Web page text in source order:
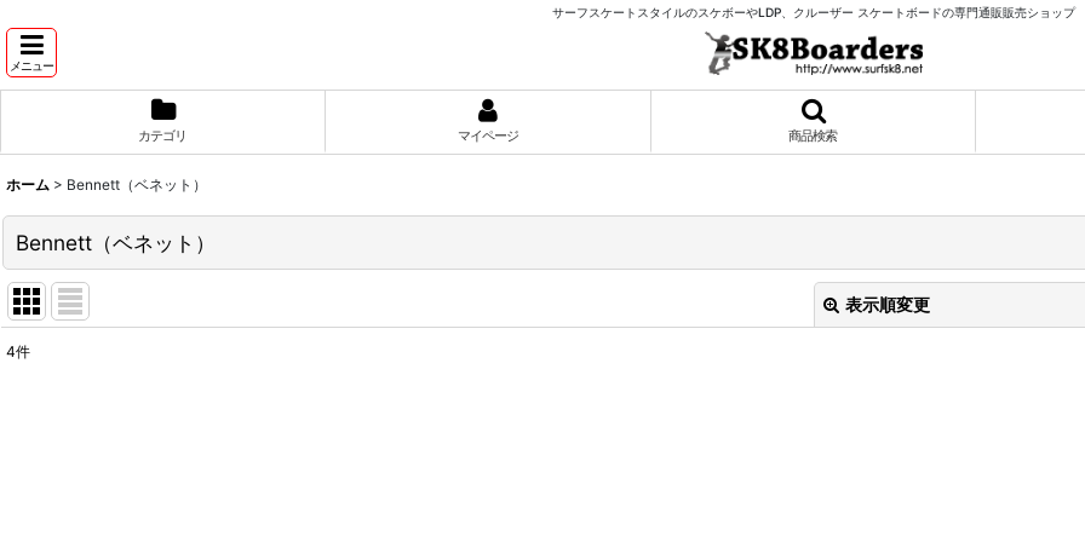
サーフスケートスタイルのスケボーやLDP、クルーザー スケートボードの専門通販販売ショップ
メニュー
カテゴリ マイページ 商品検索
ホーム > Bennett（ベネット）
Bennett（ベネット）
表示順変更
4件